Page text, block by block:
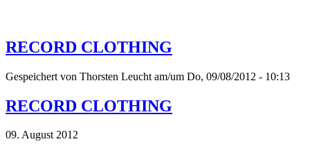
RECORD CLOTHING
Gespeichert von Thorsten Leucht am/um Do, 09/08/2012 - 10:13
RECORD CLOTHING
09. August 2012